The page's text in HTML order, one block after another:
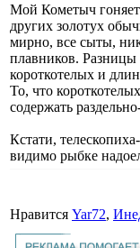
Мой Кометыч гоняет
других золотух
мирно, все сыты,
плавников.
короткотелых и
То, что
содержать
Кстати,
видимо рыбке
Нравится Yar72,